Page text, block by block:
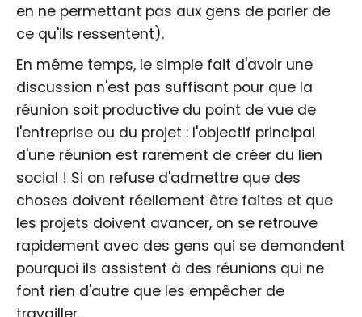
en ne permettant pas aux gens de parler de
ce qu'ils ressentent).
En même temps, le simple fait d'avoir une
discussion n'est pas suffisant pour que la
réunion soit productive du point de vue de
l'entreprise ou du projet : l'objectif principal
d'une réunion est rarement de créer du lien
social ! Si on refuse d'admettre que des
choses doivent réellement être faites et que
les projets doivent avancer, on se retrouve
rapidement avec des gens qui se demandent
pourquoi ils assistent à des réunions qui ne
font rien d'autre que les empêcher de